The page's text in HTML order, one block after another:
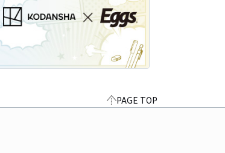
PAGE TOP